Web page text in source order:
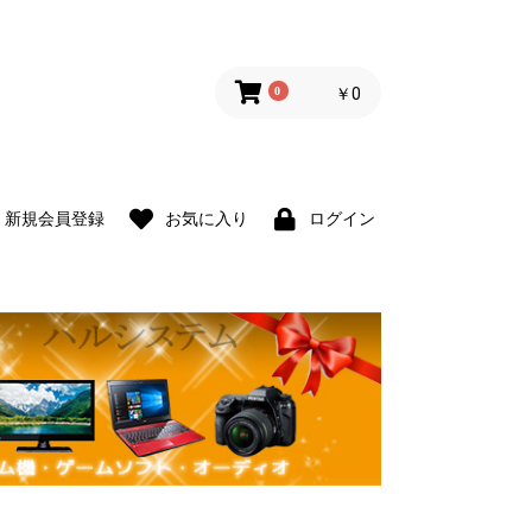
0 ￥0
新規会員登録 お気に入り ログイン